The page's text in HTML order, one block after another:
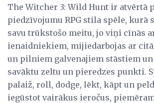
The Witcher 3: Wild Hunt ir atvērtā
piedzīvojumu RPG stila spēle, kurā
savu trūkstošo meitu, jo viņi cīnās
ienaidniekiem, mijiedarbojas ar
un pilniem galvenajiem stāstiem
savāktu zeltu un pieredzes punkti.
palaiž, roll, dodge, lēkt, kāpt un
iegūstot vairākus ieročus,